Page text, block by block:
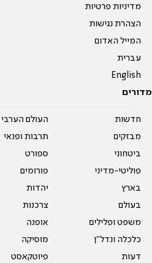
מדיניות פרטיות
הצהרת נגישות
המייל האדום
עברית
English
מדורים
חדשות
מבזקים
ביטחוני
פוליטי-מדיני
בארץ
בעולם
משפט ופלילים
כלכלה ונדל"ן
דעות
העולם הערבי
תרבות ופנאי
ספורט
פורומים
יהדות
צרכנות
אופנה
מוסיקה
פיוטקאסט